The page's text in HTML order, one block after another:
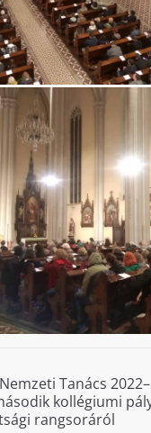
Tanács
kollégiumi
rangsoráról